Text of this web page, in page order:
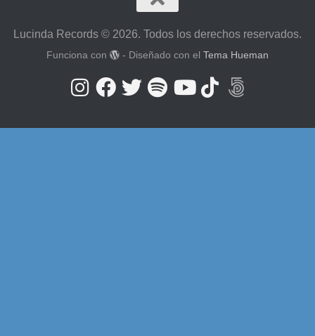
Lucinda Records © 2026. Todos los derechos reservados.
Funciona con - Diseñado con el Tema Hueman